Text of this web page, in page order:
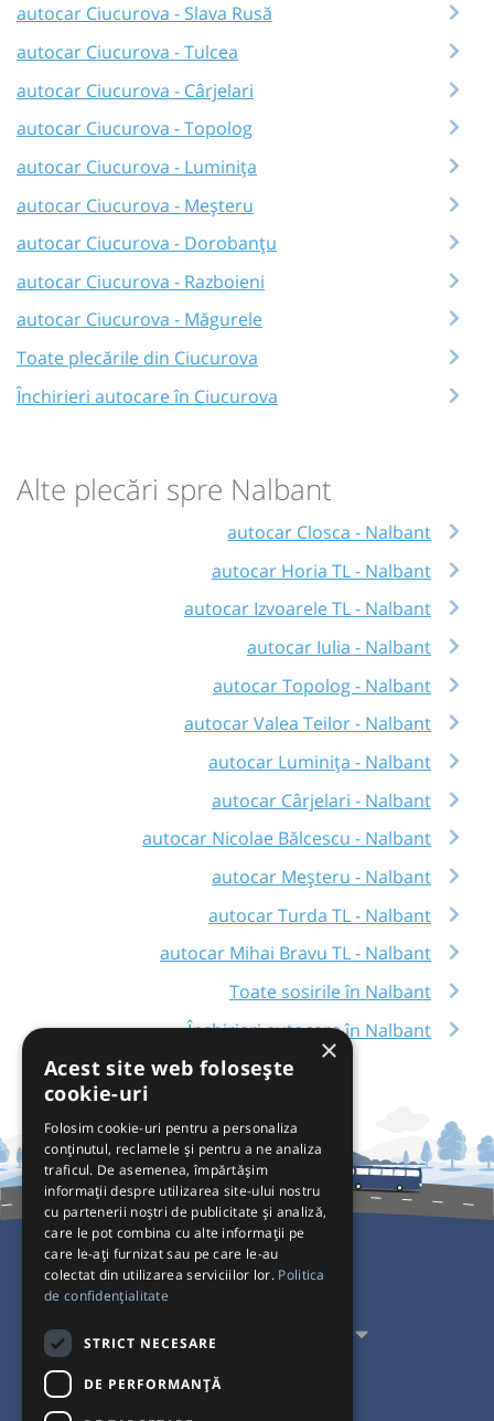
autocar Ciucurova - Slava Rusă
autocar Ciucurova - Tulcea
autocar Ciucurova - Cârjelari
autocar Ciucurova - Topolog
autocar Ciucurova - Luminița
autocar Ciucurova - Meșteru
autocar Ciucurova - Dorobanțu
autocar Ciucurova - Razboieni
autocar Ciucurova - Măgurele
Toate plecările din Ciucurova
Închirieri autocare în Ciucurova
Alte plecări spre Nalbant
autocar Closca - Nalbant
autocar Horia TL - Nalbant
autocar Izvoarele TL - Nalbant
autocar Iulia - Nalbant
autocar Topolog - Nalbant
autocar Valea Teilor - Nalbant
autocar Luminița - Nalbant
autocar Cârjelari - Nalbant
autocar Nicolae Bălcescu - Nalbant
autocar Meșteru - Nalbant
autocar Turda TL - Nalbant
autocar Mihai Bravu TL - Nalbant
Toate sosirile în Nalbant
Închirieri autocare în Nalbant
Pentru Călători
Pentru Transportatori
Interacționăm
×
Acest site web folosește
cookie-uri
Folosim cookie-uri pentru a personaliza
conținutul, reclamele și pentru a ne analiza
traficul. De asemenea, împărtășim
informații despre utilizarea site-ului nostru
cu partenerii noștri de publicitate și analiză,
care le pot combina cu alte informații pe
care le-ați furnizat sau pe care le-au
colectat din utilizarea serviciilor lor. Politica
de confidențialitate
STRICT NECESARE
DE PERFORMANȚĂ